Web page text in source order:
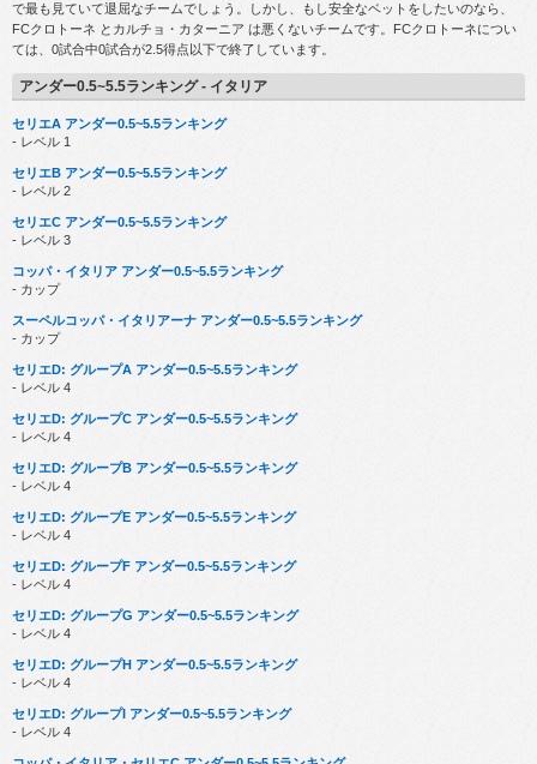
で最も見ていて退屈なチームでしょう。しかし、もし安全なベットをしたいのなら、
FCクロトーネ とカルチョ・カターニア は悪くないチームです。FCクロトーネについ
ては、0試合中0試合が2.5得点以下で終了しています。
アンダー0.5~5.5ランキング - イタリア
セリエA アンダー0.5~5.5ランキング
- レベル 1
セリエB アンダー0.5~5.5ランキング
- レベル 2
セリエC アンダー0.5~5.5ランキング
- レベル 3
コッパ・イタリア アンダー0.5~5.5ランキング
- カップ
スーペルコッパ・イタリアーナ アンダー0.5~5.5ランキング
- カップ
セリエD: グループA アンダー0.5~5.5ランキング
- レベル 4
セリエD: グループC アンダー0.5~5.5ランキング
- レベル 4
セリエD: グループB アンダー0.5~5.5ランキング
- レベル 4
セリエD: グループE アンダー0.5~5.5ランキング
- レベル 4
セリエD: グループF アンダー0.5~5.5ランキング
- レベル 4
セリエD: グループG アンダー0.5~5.5ランキング
- レベル 4
セリエD: グループH アンダー0.5~5.5ランキング
- レベル 4
セリエD: グループI アンダー0.5~5.5ランキング
- レベル 4